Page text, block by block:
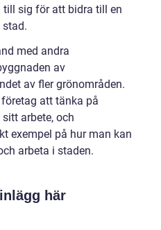
sig för att bidra till en
med andra
av
av fler grönområden.
att tänka på
arbete, och
exempel på hur man kan
arbeta i staden.
här